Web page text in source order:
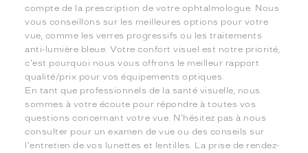
compte de la prescription de votre ophtalmologue. Nous
vous conseillons sur les meilleures options pour votre
vue, comme les verres progressifs ou les traitements
anti-lumière bleue. Votre confort visuel est notre priorité,
c'est pourquoi nous vous offrons le meilleur rapport
qualité/prix pour vos équipements optiques.
En tant que professionnels de la santé visuelle, nous
sommes à votre écoute pour répondre à toutes vos
questions concernant votre vue. N'hésitez pas à nous
consulter pour un examen de vue ou des conseils sur
l'entretien de vos lunettes et lentilles. La prise de rendez-